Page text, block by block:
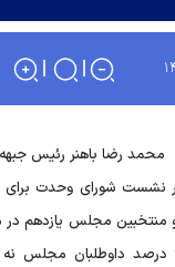
محمد رضا باهنر رئیس
نشست شورای وحدت
مجلس یازدهم در
شد، با بیان اینکه ۹۰ درصد داوطلبان